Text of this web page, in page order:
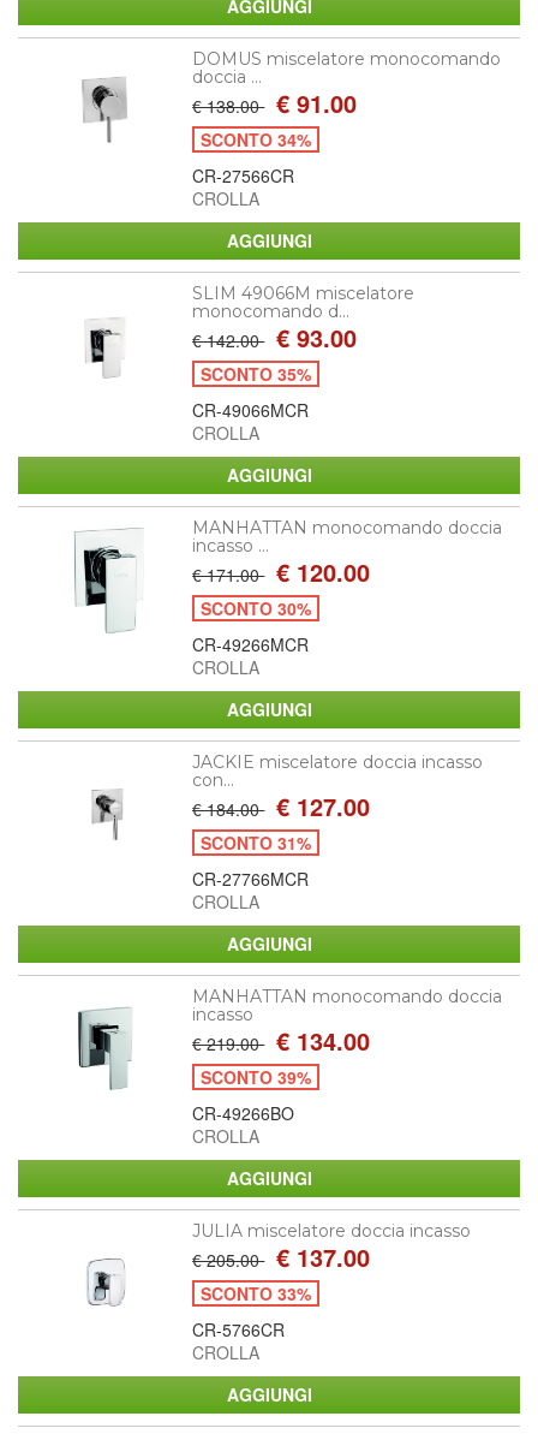
DOMUS miscelatore monocomando
doccia ...
€ 138.00 € 91.00
SCONTO 34%
CR-27566CR
CROLLA
SLIM 49066M miscelatore
monocomando d...
€ 142.00 € 93.00
SCONTO 35%
CR-49066MCR
CROLLA
MANHATTAN monocomando doccia
incasso ...
€ 171.00 € 120.00
SCONTO 30%
CR-49266MCR
CROLLA
JACKIE miscelatore doccia incasso
con...
€ 184.00 € 127.00
SCONTO 31%
CR-27766MCR
CROLLA
MANHATTAN monocomando doccia
incasso
€ 219.00 € 134.00
SCONTO 39%
CR-49266BO
CROLLA
JULIA miscelatore doccia incasso
€ 205.00 € 137.00
SCONTO 33%
CR-5766CR
CROLLA